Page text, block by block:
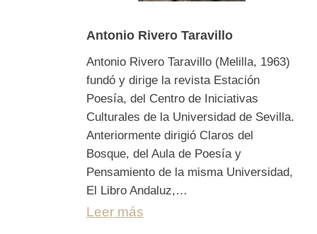
Antonio Rivero Taravillo
Antonio Rivero Taravillo (Melilla, 1963)
fundó y dirige la revista Estación
Poesía, del Centro de Iniciativas
Culturales de la Universidad de Sevilla.
Anteriormente dirigió Claros del
Bosque, del Aula de Poesía y
Pensamiento de la misma Universidad,
El Libro Andaluz,…
Leer más